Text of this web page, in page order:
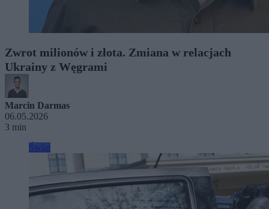
Zwrot milionów i złota. Zmiana w relacjach
Ukrainy z Węgrami
Marcin Darmas
06.05.2026
3 min